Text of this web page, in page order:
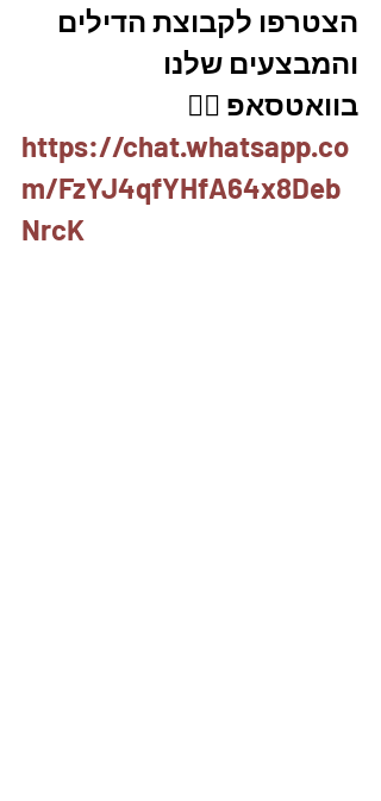
הצטרפו לקבוצת הדילים
והמבצעים שלנו
בוואטסאפ 👇🏽
https://chat.whatsapp.co
m/FzYJ4qfYHfA64x8Deb
NrcK